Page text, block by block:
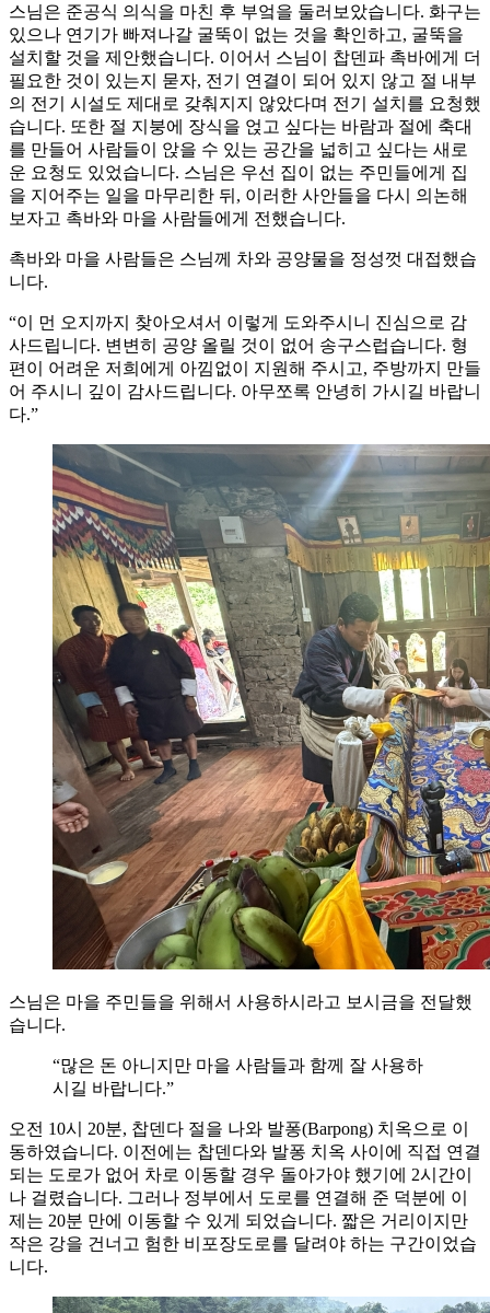
스님은 준공식 의식을 마친 후 부엌을 둘러보았습니다. 화구는
있으나 연기가 빠져나갈 굴뚝이 없는 것을 확인하고, 굴뚝을
설치할 것을 제안했습니다. 이어서 스님이 찹덴파 촉바에게 더
필요한 것이 있는지 묻자, 전기 연결이 되어 있지 않고 절 내부
의 전기 시설도 제대로 갖춰지지 않았다며 전기 설치를 요청했
습니다. 또한 절 지붕에 장식을 얹고 싶다는 바람과 절에 축대
를 만들어 사람들이 앉을 수 있는 공간을 넓히고 싶다는 새로
운 요청도 있었습니다. 스님은 우선 집이 없는 주민들에게 집
을 지어주는 일을 마무리한 뒤, 이러한 사안들을 다시 의논해
보자고 촉바와 마을 사람들에게 전했습니다.
촉바와 마을 사람들은 스님께 차와 공양물을 정성껏 대접했습
니다.
“이 먼 오지까지 찾아오셔서 이렇게 도와주시니 진심으로 감
사드립니다. 변변히 공양 올릴 것이 없어 송구스럽습니다. 형
편이 어려운 저희에게 아낌없이 지원해 주시고, 주방까지 만들
어 주시니 깊이 감사드립니다. 아무쪼록 안녕히 가시길 바랍니
다.”
스님은 마을 주민들을 위해서 사용하시라고 보시금을 전달했
습니다.
“많은 돈 아니지만 마을 사람들과 함께 잘 사용하
시길 바랍니다.”
오전 10시 20분, 찹덴다 절을 나와 발퐁(Barpong) 치옥으로 이
동하였습니다. 이전에는 찹덴다와 발퐁 치옥 사이에 직접 연결
되는 도로가 없어 차로 이동할 경우 돌아가야 했기에 2시간이
나 걸렸습니다. 그러나 정부에서 도로를 연결해 준 덕분에 이
제는 20분 만에 이동할 수 있게 되었습니다. 짧은 거리이지만
작은 강을 건너고 험한 비포장도로를 달려야 하는 구간이었습
니다.